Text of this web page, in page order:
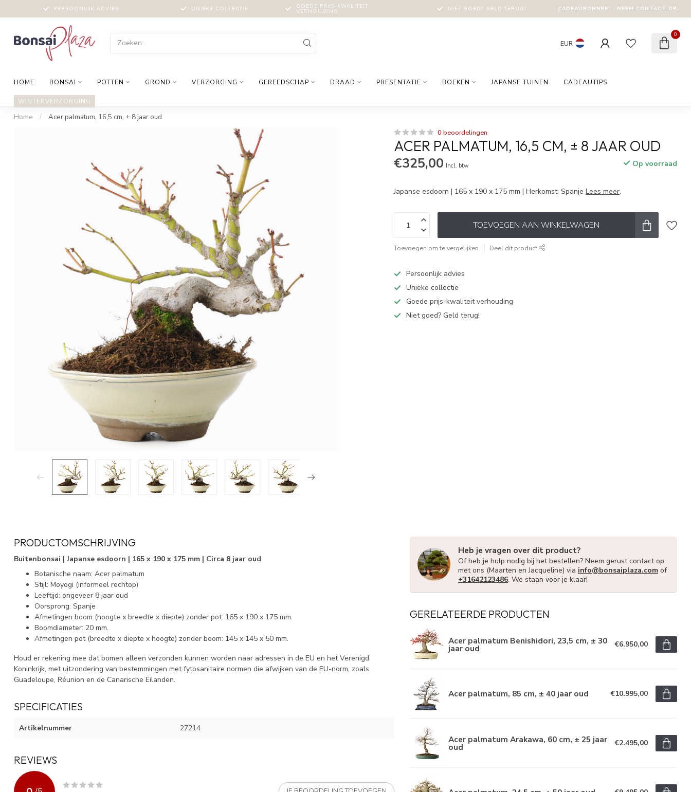
PERSOONLIJK ADVIES UNIEKE COLLECTIE GOEDE PRIJS-KWALITEIT
VERHOUDING NIET GOED? GELD TERUG! CADEAUBONNEN NEEM CONTACT OP
EUR
0
HOME BONSAI POTTEN GROND VERZORGING GEREEDSCHAP DRAAD PRESENTATIE BOEKEN JAPANSE TUINEN CADEAUTIPS
WINTERVERZORGING
Home / Acer palmatum, 16,5 cm, ± 8 jaar oud
0 beoordelingen
ACER PALMATUM, 16,5 CM, ± 8 JAAR OUD
€325,00 Incl. btw Op voorraad
Japanse esdoorn | 165 x 190 x 175 mm | Herkomst: SpanjeLees meer.
TOEVOEGEN AAN WINKELWAGEN
Toevoegen om te vergelijken Deel dit product
Persoonlijk advies
Unieke collectie
Goede prijs-kwaliteit verhouding
Niet goed? Geld terug!
PRODUCTOMSCHRIJVING
Buitenbonsai | Japanse esdoorn | 165 x 190 x 175 mm | Circa 8 jaar oud
Botanische naam: Acer palmatum
Stijl: Moyogi (informeel rechtop)
Leeftijd: ongeveer 8 jaar oud
Oorsprong: Spanje
Afmetingen boom (hoogte x breedte x diepte) zonder pot: 165 x 190 x 175 mm.
Boomdiameter: 20 mm.
Afmetingen pot (breedte x diepte x hoogte) zonder boom: 145 x 145 x 50 mm.
Houd er rekening mee dat bomen alleen verzonden kunnen worden naar adressen in de EU en het Verenigd
Koninkrijk, met uitzondering van bestemmingen met fytosanitaire normen die afwijken van de EU-norm, zoals
Guadeloupe, Réunion en de Canarische Eilanden.
SPECIFICATIES
Artikelnummer 27214
REVIEWS
Heb je vragen over dit product?
Of heb je hulp nodig bij het bestellen? Neem gerust contact op
met ons (Maarten en Jacqueline) via info@bonsaiplaza.com of
+31642123486. We staan voor je klaar!
GERELATEERDE PRODUCTEN
Acer palmatum Benishidori, 23,5 cm, ± 30
jaar oud €6.950,00
Acer palmatum, 85 cm, ± 40 jaar oud €10.995,00
Acer palmatum Arakawa, 60 cm, ± 25 jaar
oud €2.495,00